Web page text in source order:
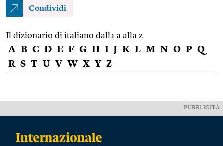
Condividi
Il dizionario di italiano dalla a alla z
A B C D E F G H I J K L M N O P Q
R S T U V W X Y Z
PUBBLICITÀ